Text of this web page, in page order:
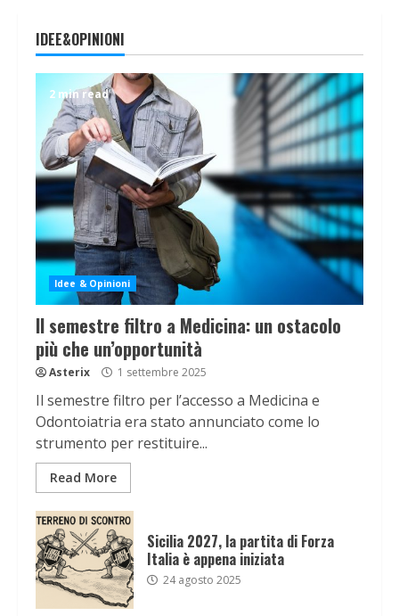
IDEE&OPINIONI
2 min read
Idee & Opinioni
Il semestre filtro a Medicina: un ostacolo
più che un’opportunità
Asterix 1 settembre 2025
Il semestre filtro per l’accesso a Medicina e
Odontoiatria era stato annunciato come lo
strumento per restituire...
Read More
Sicilia 2027, la partita di Forza
Italia è appena iniziata
24 agosto 2025